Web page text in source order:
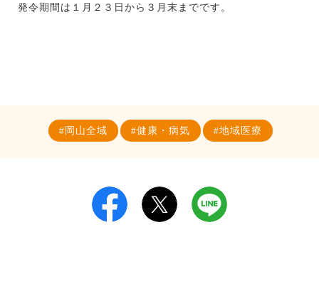
発令期間は１月２３日から３月末までです。
岡山全域 健康・病気 地域医療